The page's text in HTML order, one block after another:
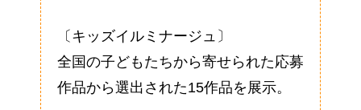
〔キッズイルミナージュ〕
全国の子どもたちから寄せられた応募
作品から選出された15作品を展示。